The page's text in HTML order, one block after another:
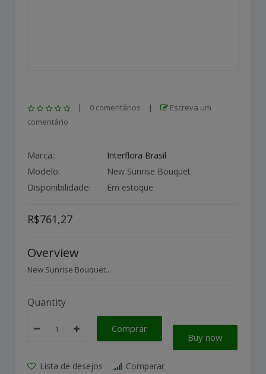
| 0 comentários |
Escreva um
comentário
Marca:: Interflora Brasil
Modelo: New Sunrise Bouquet
Disponibilidade: Em estoque
R$761,27
Overview
New Sunrise Bouquet...
Quantity
Comprar
Buy now
Lista de desejos
Comparar